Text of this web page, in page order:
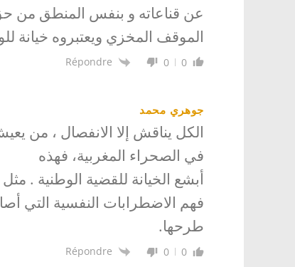
عن قناعاته و بنفس المنطق من
الموقف المخزي ويعتبروه خيانة
0
0
Répondre
جوهري محمد
الكل يناقش إلا الانفصال ، من
في الصحراء المغربية، فهذه
أبشع الخيانة للقضية الوطنية .
فهم الاضطرابات النفسية التي
طرحها.
0
0
Répondre